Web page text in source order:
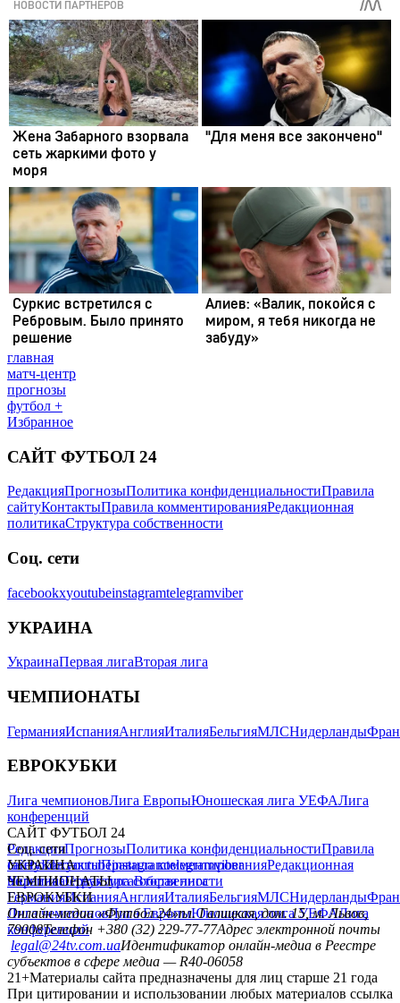
главная
матч-центр
прогнозы
футбол +
Избранное
САЙТ ФУТБОЛ 24
РедакцияПрогнозыПолитика конфиденциальностиПравила
сайтуКонтактыПравила комментированияРедакционная
политикаСтруктура собственности
Соц. сети
facebookxyoutubeinstagramtelegramviber
УКРАИНА
УкраинаПервая лигаВторая лига
ЧЕМПИОНАТЫ
ГерманияИспанияАнглияИталияБельгияМЛСНидерланды
ЕВРОКУБКИ
Лига чемпионовЛига ЕвропыЮношеская лига УЕФАЛига
конференций
САЙТ ФУТБОЛ 24
РедакцияПрогнозыПолитика конфиденциальностиПравила
сайтуКонтактыПравила комментированияРедакционная
политикаСтруктура собственности
Соц. сети
facebookxyoutubeinstagramtelegramviber
УКРАИНА
УкраинаПервая лигаВторая лига
ЧЕМПИОНАТЫ
ГерманияИспанияАнглияИталияБельгияМЛСНидерланды
ЕВРОКУБКИ
Лига чемпионовЛига ЕвропыЮношеская лига УЕФАЛига
конференций
Онлайн-медиа «Футбол 24»пл. Галицкая, дом. 15, м. Львов,
79008Телефон +380 (32) 229-77-77Адрес электронной почты
legal@24tv.com.uaИдентификатор онлайн-медиа в Реестре
субъектов в сфере медиа — R40-06058
21+Материалы сайта предназначены для лиц старше 21 года
При цитировании и использовании любых материалов ссылка